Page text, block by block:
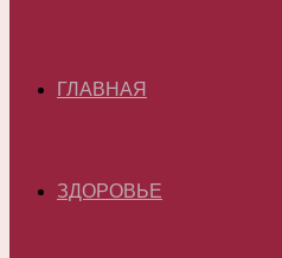
ГЛАВНАЯ
ЗДОРОВЬЕ